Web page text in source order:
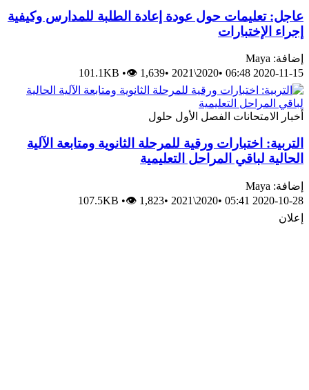
عاجل: تعليمات حول عودة إعادة الطلبة للمدارس وكيفية
إجراء الإختبارات
إضافة: Maya
2020-11-15 06:48
•
2020\2021
•
101.1KB •👁 1,639
أخبار الامتحانات الفصل الأول حلول
التربية: اختبارات ورقية للمرحلة الثانوية ومتابعة الآلية
الحالية لباقي المراحل التعليمية
إضافة: Maya
2020-10-28 05:41
•
2020\2021
•
107.5KB •👁 1,823
إعلان